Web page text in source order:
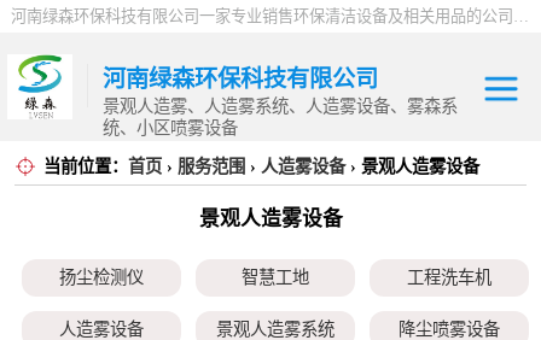
河南绿森环保科技有限公司一家专业销售环保清洁设备及相关用品的公司，产品包括：音乐喷泉、雾森系统、人造雾设备、景观人造雾、人造雾系统、小区喷雾设备、高压喷雾降尘设备、料仓喷雾除尘系统、喷雾降温加湿设备、郑州喷雾消毒设备，等八大系列上百个品种。
河南绿森环保科技有限公司
景观人造雾、人造雾系统、人造雾设备、雾森系
统、小区喷雾设备
当前位置： 首页 › 服务范围 › 人造雾设备› 景观人造雾设备
景观人造雾设备
扬尘检测仪 智慧工地 工程洗车机
人造雾设备 景观人造雾系统 降尘喷雾设备
扬尘检测仪
工程洗车机